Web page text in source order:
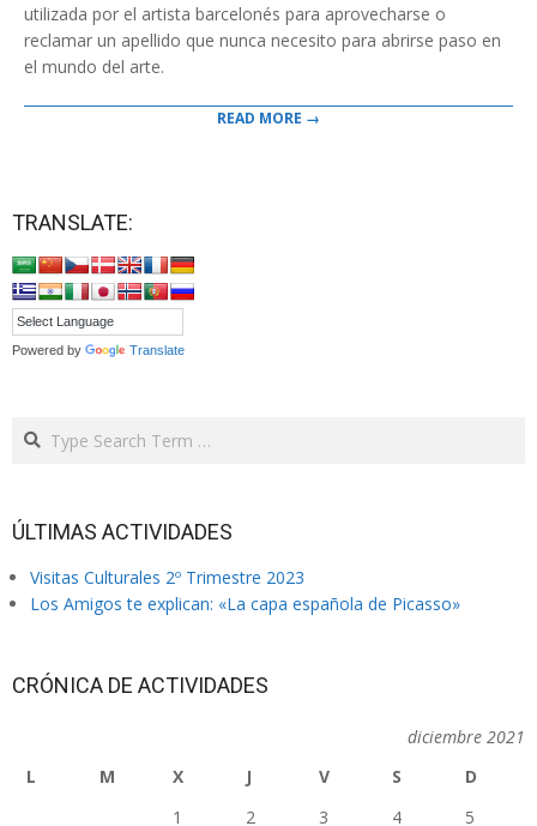
utilizada por el artista barcelonés para aprovecharse o
reclamar un apellido que nunca necesito para abrirse paso en
el mundo del arte.
READ MORE →
TRANSLATE:
Powered by Translate
Search
ÚLTIMAS ACTIVIDADES
Visitas Culturales 2º Trimestre 2023
Los Amigos te explican: «La capa española de Picasso»
CRÓNICA DE ACTIVIDADES
diciembre 2021
L
M X J V S
D
1
2 3 4 5